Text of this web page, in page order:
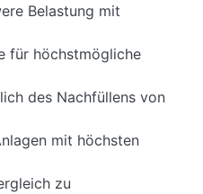
Belastung mit
für höchstmögliche
des Nachfüllens von
mit höchsten
zu